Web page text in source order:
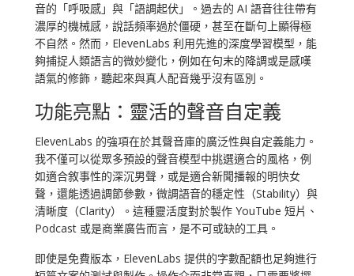
音的「呼吸感」與「語調起伏」。過去的 AI 語音往往帶有
濃厚的機械感，說話頻率過於僵硬，甚至在斷句上顯得極
不自然。然而，ElevenLabs 利用先進的深度學習模型，能
夠捕捉人類語言的微妙變化，例如在句末的降調或是感嘆
語氣的修飾，聽起來與真人配音幾乎沒有區別。
功能亮點：靈活的聲音自定義
ElevenLabs 的強項在於其聲音庫的廣泛性與自定義能力。
我不僅可以從眾多預設的聲音模型中挑選適合的風格，例
如適合敘事性的深沉男聲，或是適合新聞播報的明快女
聲，還能透過調節參數，微調語音的穩定性（Stability）與
清晰度（Clarity）。這種靈活度對於製作 YouTube 短片、
Podcast 或是商業廣告而言，是不可或缺的工具。
即使是免費版本，ElevenLabs 提供的字數配額也足夠進行